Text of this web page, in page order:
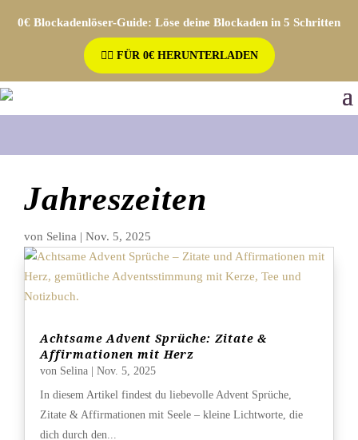
0€ Blockadenlöser-Guide: Löse deine Blockaden in 5 Schritten
👉🏼 FÜR 0€ HERUNTERLADEN
Jahreszeiten
von Selina | Nov. 5, 2025
Achtsame Advent Sprüche: Zitate &
Affirmationen mit Herz
von Selina
Nov. 5, 2025
In diesem Artikel findest du liebevolle Advent Sprüche,
Zitate & Affirmationen mit Seele – kleine Lichtworte, die
dich durch den...